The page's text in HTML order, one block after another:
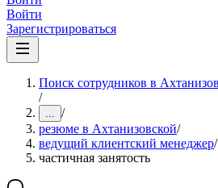
Войти
Зарегистрироваться
Поиск сотрудников в
/
... /
резюме в Ахтанизовской/
ведущий клиентский менеджер/
частичная занятость